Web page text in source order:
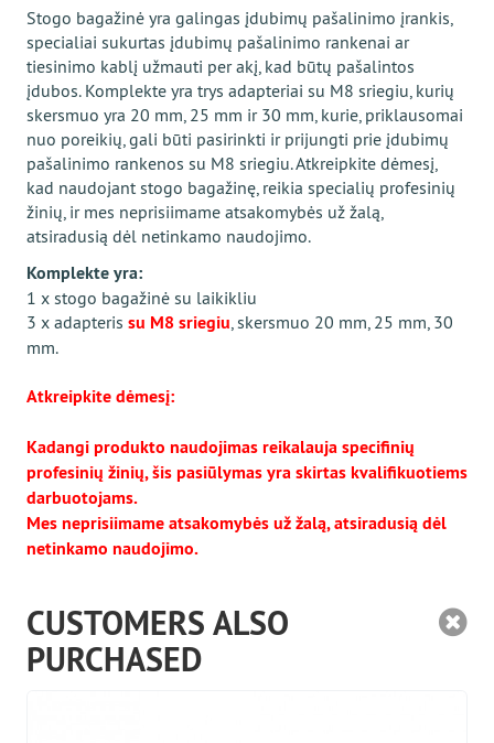
Stogo bagažinė yra galingas įdubimų pašalinimo įrankis,
specialiai sukurtas įdubimų pašalinimo rankenai ar
tiesinimo kablį užmauti per akį, kad būtų pašalintos
įdubos. Komplekte yra trys adapteriai su M8 sriegiu, kurių
skersmuo yra 20 mm, 25 mm ir 30 mm, kurie, priklausomai
nuo poreikių, gali būti pasirinkti ir prijungti prie įdubimų
pašalinimo rankenos su M8 sriegiu. Atkreipkite dėmesį,
kad naudojant stogo bagažinę, reikia specialių profesinių
žinių, ir mes neprisiimame atsakomybės už žalą,
atsiradusią dėl netinkamo naudojimo.
Komplekte yra:
1 x stogo bagažinė su laikikliu
3 x adapteris su M8 sriegiu, skersmuo 20 mm, 25 mm, 30
mm.
Atkreipkite dėmesį:
Kadangi produkto naudojimas reikalauja specifinių
profesinių žinių, šis pasiūlymas yra skirtas kvalifikuotiems
darbuotojams.
Mes neprisiimame atsakomybės už žalą, atsiradusią dėl
netinkamo naudojimo.
CUSTOMERS ALSO
PURCHASED